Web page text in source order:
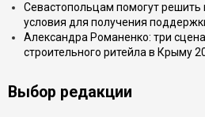
Севастопольцам помогут решить
условия для получения
Александра Романенко: три
строительного ритейла в Крыму
Выбор редакции